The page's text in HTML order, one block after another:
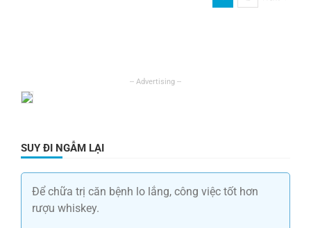
SUY ĐI NGẪM LẠI
Để chữa trị căn bệnh lo lắng, công việc tốt hơn
rượu whiskey.